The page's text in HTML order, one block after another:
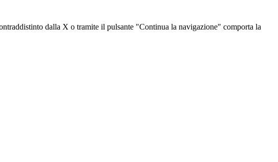
dalla X o tramite il pulsante "Continua la navigazione" comporta la